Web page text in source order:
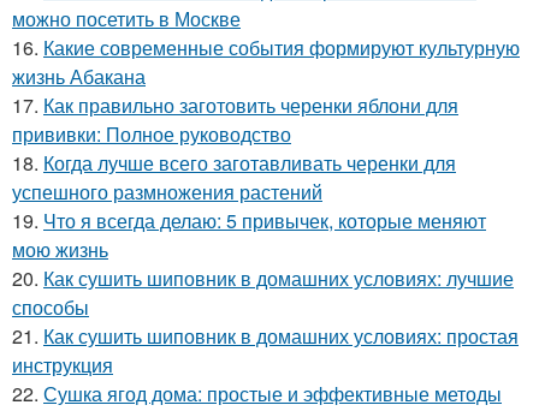
можно посетить в Москве
16. Какие современные события формируют культурную
жизнь Абакана
17. Как правильно заготовить черенки яблони для
прививки: Полное руководство
18. Когда лучше всего заготавливать черенки для
успешного размножения растений
19. Что я всегда делаю: 5 привычек, которые меняют
мою жизнь
20. Как сушить шиповник в домашних условиях: лучшие
способы
21. Как сушить шиповник в домашних условиях: простая
инструкция
22. Сушка ягод дома: простые и эффективные методы